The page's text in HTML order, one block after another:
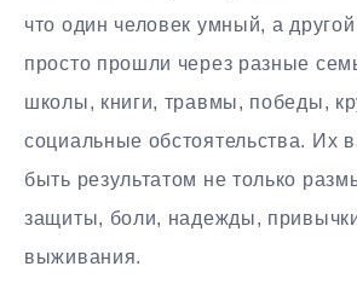
что один человек умный, а
просто прошли через разные
школы, книги, травмы, победы,
социальные обстоятельства. Их
быть результатом не только
защиты, боли, надежды,
выживания.